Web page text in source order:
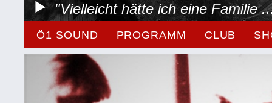
"Vielleicht hätte ich eine Familie
Ö1 SOUND PROGRAMM CLUB